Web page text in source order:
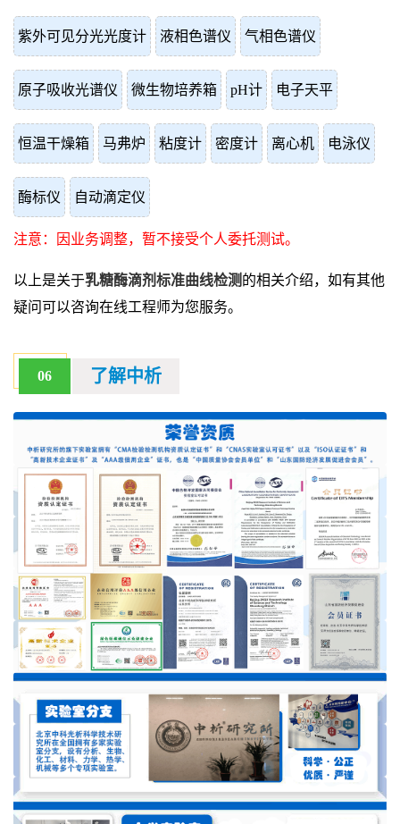
紫外可见分光光度计 液相色谱仪 气相色谱仪
原子吸收光谱仪 微生物培养箱 pH计 电子天平
恒温干燥箱 马弗炉 粘度计 密度计 离心机 电泳仪
酶标仪 自动滴定仪
注意：因业务调整，暂不接受个人委托测试。
以上是关于乳糖酶滴剂标准曲线检测 的相关介绍，如有其他
疑问可以咨询在线工程师为您服务。
06 了解中析